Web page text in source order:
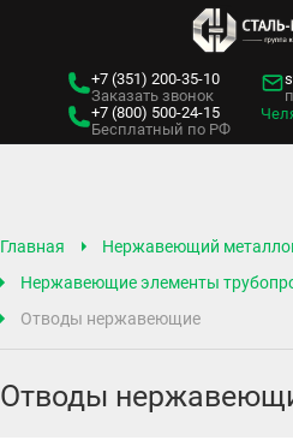
+7 (351) 200-35-10
Заказать звонок
+7 (800) 500-24-15
Бесплатный по РФ
Главная
Нержавеющий
Нержавеющие элементы
Отводы нержавеющие
Отводы